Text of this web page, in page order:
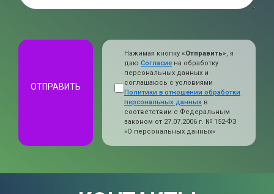
ОТПРАВИТЬ
Нажимая кнопку «Отправить», я
даю Согласие на обработку
персональных данных и
соглашаюсь с условиями
Политики в отношении обработки
персональных данных в
соответствии с Федеральным
законом от 27.07.2006 г. № 152-ФЗ
«О персональных данных»